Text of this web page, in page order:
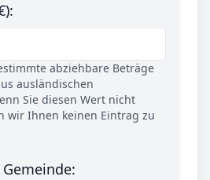
abziehbare Beträge
ausländischen
Sie diesen Wert nicht
wir Ihnen keinen Eintrag zu